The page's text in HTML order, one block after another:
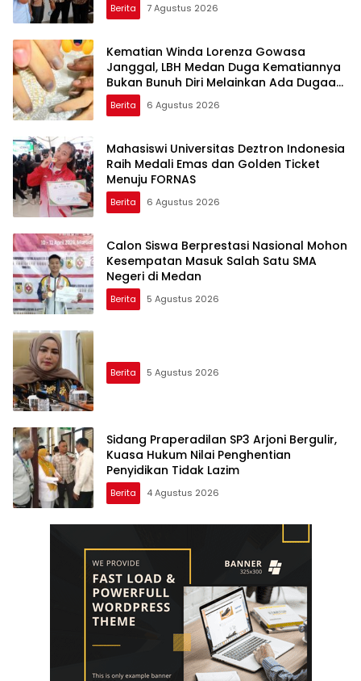
Berita 7 Agustus 2026
Kematian Winda Lorenza Gowasa
Janggal, LBH Medan Duga Kematiannya
Bukan Bunuh Diri Melainkan Ada Dugaan
Tundak Pidana
Berita 6 Agustus 2026
Mahasiswi Universitas Deztron Indonesia
Raih Medali Emas dan Golden Ticket
Menuju FORNAS
Berita 6 Agustus 2026
Calon Siswa Berprestasi Nasional Mohon
Kesempatan Masuk Salah Satu SMA
Negeri di Medan
Berita 5 Agustus 2026
Berita 5 Agustus 2026
Sidang Praperadilan SP3 Arjoni Bergulir,
Kuasa Hukum Nilai Penghentian
Penyidikan Tidak Lazim
Berita 4 Agustus 2026